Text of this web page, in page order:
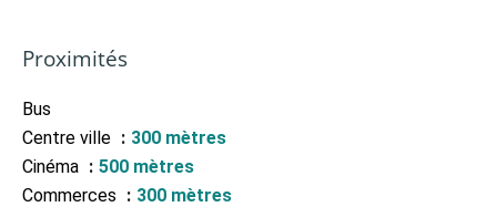
Proximités
Bus
Centre ville
300 mètres
Cinéma
500 mètres
Commerces
300 mètres